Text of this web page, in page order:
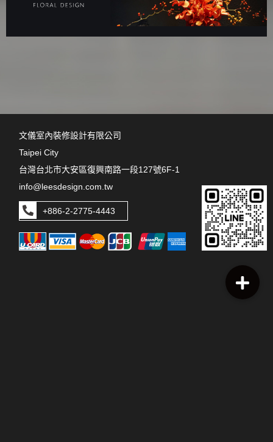
文儀室內裝修設計有限公司
Taipei City
台灣台北市大安區復興南路一段127號6F-1
info@leesdesign.com.tw
+886-2-2775-4443